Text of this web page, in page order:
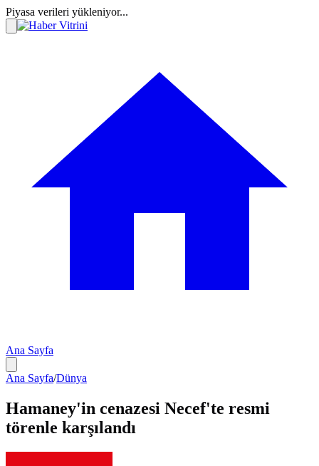
Piyasa verileri yükleniyor...
Ana Sayfa
Ana Sayfa/Dünya
Hamaney'in cenazesi Necef'te resmi
törenle karşılandı